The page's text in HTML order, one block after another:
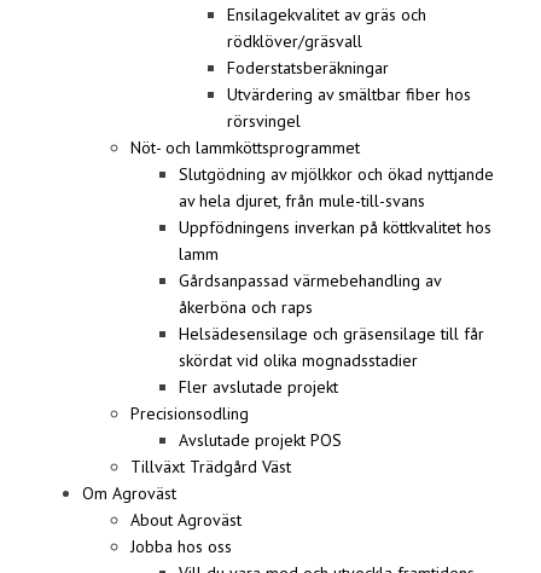
Ensilagekvalitet av gräs och
rödklöver/gräsvall
Foderstatsberäkningar
Utvärdering av smältbar fiber hos
rörsvingel
Nöt- och lammköttsprogrammet
Slutgödning av mjölkkor och ökad nyttjande
av hela djuret, från mule-till-svans
Uppfödningens inverkan på köttkvalitet hos
lamm
Gårdsanpassad värmebehandling av
åkerböna och raps
Helsädesensilage och gräsensilage till får
skördat vid olika mognadsstadier
Fler avslutade projekt
Precisionsodling
Avslutade projekt POS
Tillväxt Trädgård Väst
Om Agroväst
About Agroväst
Jobba hos oss